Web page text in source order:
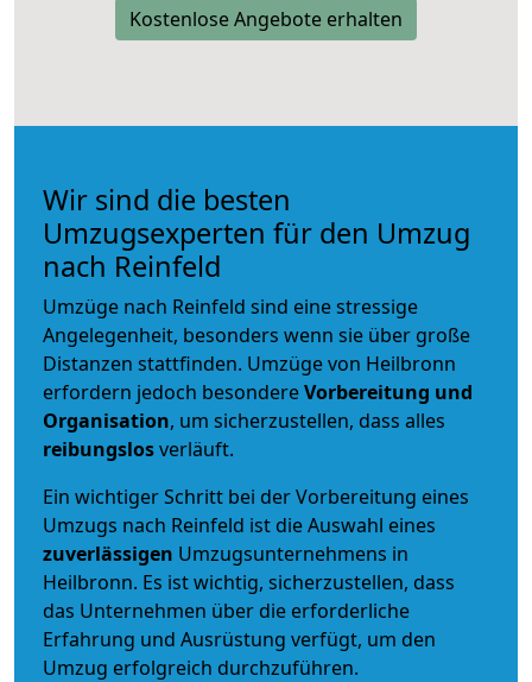
Kostenlose Angebote erhalten
Wir sind die besten
Umzugsexperten für den Umzug
nach Reinfeld
Umzüge nach Reinfeld sind eine stressige
Angelegenheit, besonders wenn sie über große
Distanzen stattfinden. Umzüge von Heilbronn
erfordern jedoch besondereVorbereitung und
Organisation, um sicherzustellen, dass alles
reibungslosverläuft.
Ein wichtiger Schritt bei der Vorbereitung eines
Umzugs nach Reinfeld ist die Auswahl eines
zuverlässigen Umzugsunternehmens in
Heilbronn. Es ist wichtig, sicherzustellen, dass
das Unternehmen über die erforderliche
Erfahrung und Ausrüstung verfügt, um den
Umzug erfolgreich durchzuführen.